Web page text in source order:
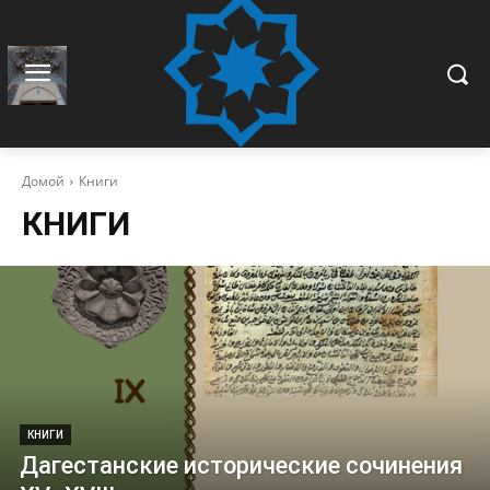
Домой Книги
КНИГИ
КНИГИ
Дагестанские исторические сочинения